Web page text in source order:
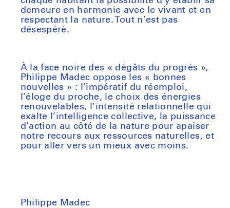
demeure en harmonie avec le vivant et en
respectant la nature. Tout n’est pas
désespéré.
À la face noire des « dégâts du progrès »,
Philippe Madec oppose les « bonnes
nouvelles » : l’impératif du réemploi,
l’éloge du proche, le choix des énergies
renouvelables, l’intensité relationnelle qui
exalte l’intelligence collective, la puissance
d’action au côté de la nature pour apaiser
notre recours aux ressources naturelles, et
pour aller vers un mieux avec moins.
Philippe Madec